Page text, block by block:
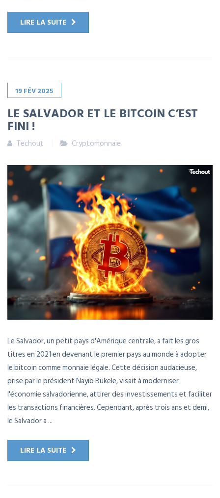
LIRE LA SUITE
19FÉV2025
LE SALVADOR ET LE BITCOIN C’EST
FINI !
Techout Cryptomonnaie
Le Salvador, un petit pays d'Amérique centrale, a fait les gros
titres en 2021 en devenant le premier pays au monde à adopter
le bitcoin comme monnaie légale. Cette décision audacieuse,
prise par le président Nayib Bukele, visait à moderniser
l'économie salvadorienne, attirer des investissements et faciliter
les transactions financières. Cependant, après trois ans et demi,
le Salvador a ...
LIRE LA SUITE